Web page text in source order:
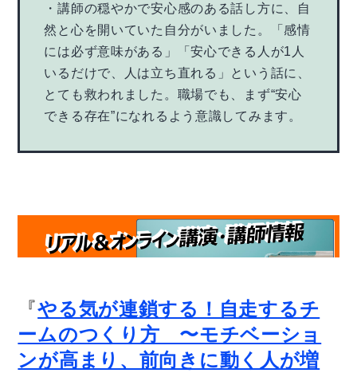
・講師の穏やかで安心感のある話し方に、自
然と心を開いていた自分がいました。「感情
には必ず意味がある」「安心できる人が1人
いるだけで、人は立ち直れる」という話に、
とても救われました。職場でも、まず“安心
できる存在”になれるよう意識してみます。
『やる気が連鎖する！自走するチ
ームのつくり方 〜モチベーショ
ンが高まり、前向きに動く人が増